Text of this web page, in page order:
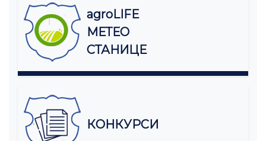
agroLIFE
МЕТЕО
СТАНИЦЕ
КОНКУРСИ